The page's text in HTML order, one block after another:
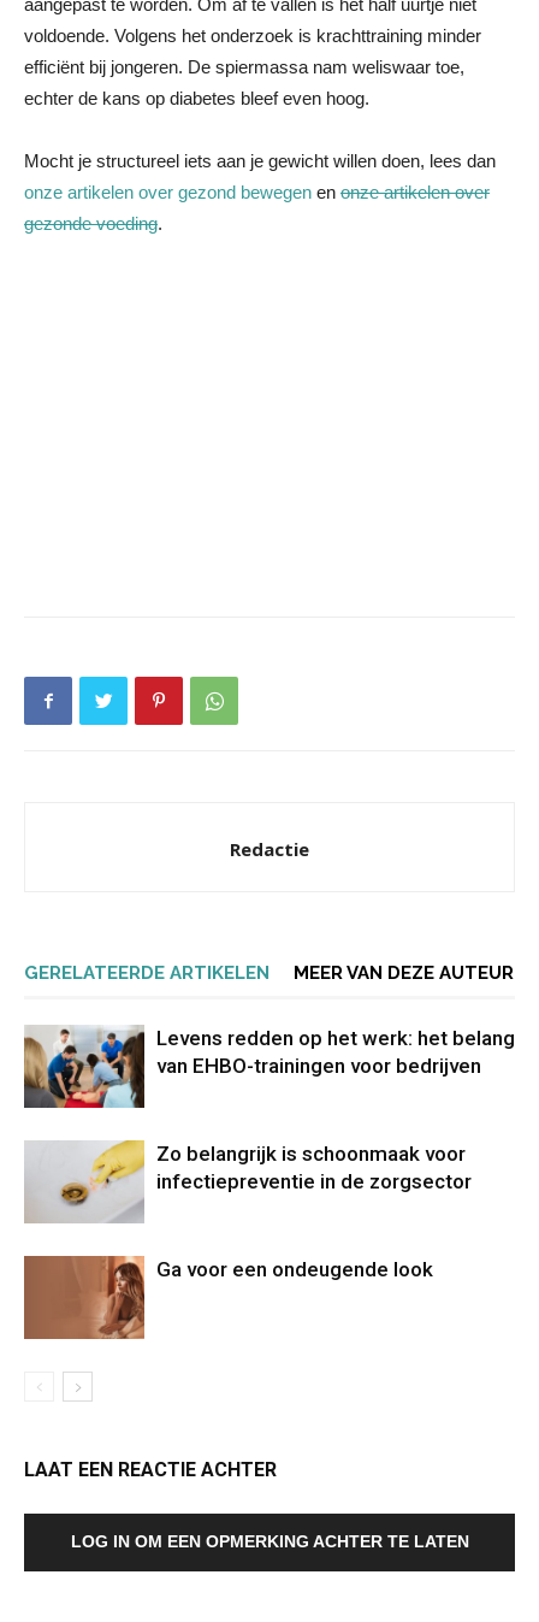
aangepast te worden. Om af te vallen is het half uurtje niet
voldoende. Volgens het onderzoek is krachttraining minder
efficiënt bij jongeren. De spiermassa nam weliswaar toe,
echter de kans op diabetes bleef even hoog.
Mocht je structureel iets aan je gewicht willen doen, lees dan
onze artikelen over gezond bewegen en onze artikelen over
gezonde voeding.
Redactie
GERELATEERDE ARTIKELEN MEER VAN DEZE AUTEUR
Levens redden op het werk: het belang
van EHBO-trainingen voor bedrijven
Zo belangrijk is schoonmaak voor
infectiepreventie in de zorgsector
Ga voor een ondeugende look
LAAT EEN REACTIE ACHTER
LOG IN OM EEN OPMERKING ACHTER TE LATEN